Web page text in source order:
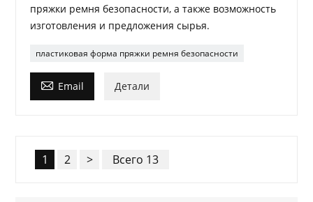
пряжки ремня безопасности, а также возможность
изготовления и предложения сырья.
пластиковая форма пряжки ремня безопасности
 Email Детали
1 2 > Всего 13